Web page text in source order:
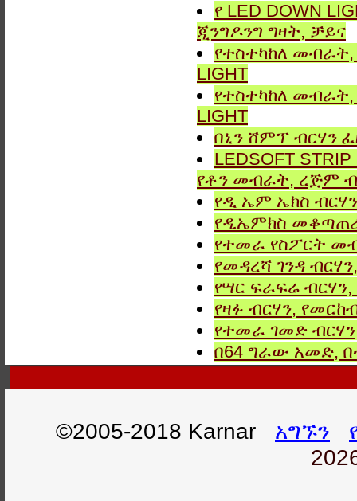
የ LED DOWN
ጂንግዶንግ ግዛት, ቻይና
የተስተካከለ መብራት,
LIGHT
የተስተካከለ መብራት,
LIGHT
በኒን ሸምፕ ብርሃን
LEDSOFT
የቶን መብራት, ረጅም
የዲ ኤም ኤክስ
የዲኤምክስ
የተመራ የስፖርት
የመዳረሻ ገንዳ
የሣር ፍራፍሬ
የዛፉ ብርሃን,
የተመራ ገመድ
በ64 ግራው አመድ,
©2005-2018 Karnar አግኙን